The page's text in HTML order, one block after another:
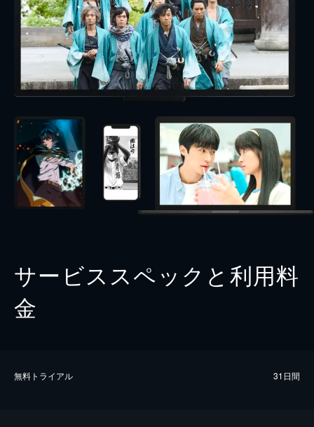
サービススペックと利用料
金
無料トライアル 31日間